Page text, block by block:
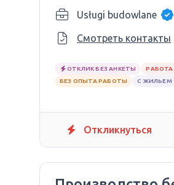
Usługi budowlane
Смотреть контакты
ОТКЛИК БЕЗ АНКЕТЫ РАБОТА
БЕЗ ОПЫТА РАБОТЫ
С ЖИЛЬЕМ
Откликнуться